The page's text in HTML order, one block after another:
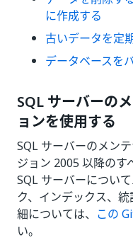
に作成する
古いデータを定
データベースを
SQL サーバーの
ョンを使用する
SQL サーバーのメン
ジョン 2005 以降の
SQL サーバーについ
ク、インデックス、
細については、 この
い。